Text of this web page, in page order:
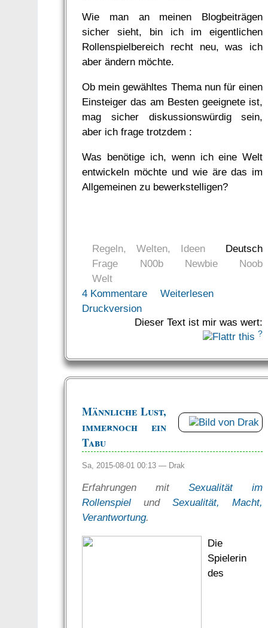
Wie man an meinen Blogbeiträgen
sicher sieht, bin ich im eigentlichen
Rollenspielbereich recht neu, was ich
aber ändern möchte.
Ob mein gewähltes Thema nun für einen
Einsteiger das am Besten geeignete ist,
mag sicher diskussionswürdig sein,
aber ich frage trotzdem :
Was benötige ich, wenn ich eine Welt
entwickeln möchte und wie äre das im
Allgemeinen zu bewerkstelligen?
Regeln, Welten, Ideen
Deutsch
Frage
N00b Newbie
Noob
Welt
4 Kommentare
Weiterlesen
Druckversion
Dieser Text ist mir was wert:
?
Männliche Lust,
immernoch ein
Tabu
Sa, 2015-08-01 00:13 — Drak
Erfahrungen mitSexualität im
RollenspielundSexualität, Macht,
Verant­­wortung.
Die
Spielerin
des